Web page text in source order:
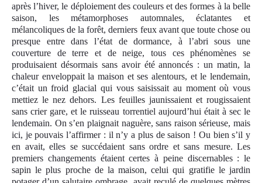
après l’hiver, le déploiement des couleurs et des formes à la belle
saison, les métamorphoses automnales, éclatantes et
mélancoliques de la forêt, derniers feux avant que toute chose ou
presque entre dans l’état de dormance, à l’abri sous une
couverture de terre et de neige, tous ces phénomènes se
produisaient désormais sans avoir été annoncés : un matin, la
chaleur enveloppait la maison et ses alentours, et le lendemain,
c’était un froid glacial qui vous saisissait au moment où vous
mettiez le nez dehors. Les feuilles jaunissaient et rougissaient
sans crier gare, et le ruisseau torrentiel aujourd’hui était à sec le
lendemain. On s’en plaignait naguère, sans raison sérieuse, mais
ici, je pouvais l’affirmer : il n’y a plus de saison ! Ou bien s’il y
en avait, elles se succédaient sans ordre et sans mesure. Les
premiers changements étaient certes à peine discernables : le
sapin le plus proche de la maison, celui qui gratifie le jardin